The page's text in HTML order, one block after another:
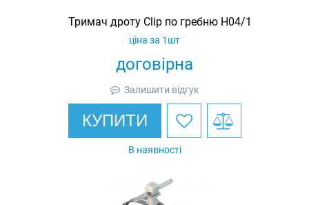
Тримач дроту Clip по гребню H04/1
договірна
ціна за 1шт
Залишити відгук
КУПИТИ
В наявності